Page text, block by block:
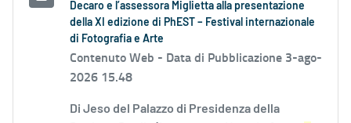
Decaro e l’assessora Miglietta alla presentazione
della XI edizione di PhEST – Festival internazionale
di Fotografia e Arte
Contenuto Web - Data di Pubblicazione 3-ago-
2026 15.48
Di Jeso del Palazzo di Presidenza della